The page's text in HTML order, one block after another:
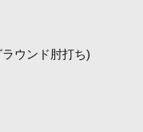
ラウンド肘打ち)